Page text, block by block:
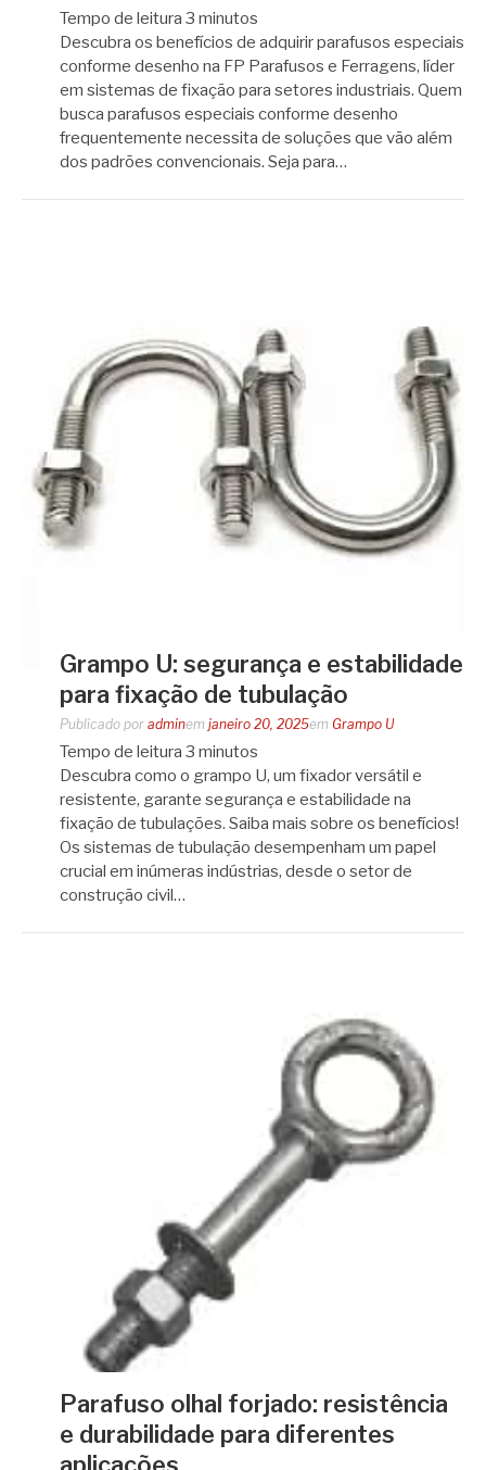
Tempo de leitura 3 minutos
Descubra os benefícios de adquirir parafusos especiais
conforme desenho na FP Parafusos e Ferragens, líder
em sistemas de fixação para setores industriais. Quem
busca parafusos especiais conforme desenho
frequentemente necessita de soluções que vão além
dos padrões convencionais. Seja para…
Grampo U: segurança e estabilidade
para fixação de tubulação
Publicado por adminem janeiro 20, 2025em Grampo U
Tempo de leitura 3 minutos
Descubra como o grampo U, um fixador versátil e
resistente, garante segurança e estabilidade na
fixação de tubulações. Saiba mais sobre os benefícios!
Os sistemas de tubulação desempenham um papel
crucial em inúmeras indústrias, desde o setor de
construção civil…
Parafuso olhal forjado: resistência
e durabilidade para diferentes
aplicações